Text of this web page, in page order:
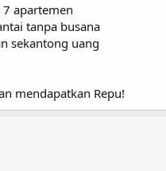
apartemen
tanpa busana
sekantong uang
mendapatkan Repu!